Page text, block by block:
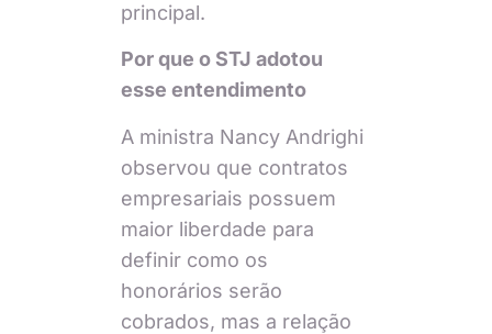
principal.
Por que o STJ adotou
esse entendimento
A ministra Nancy Andrighi
observou que contratos
empresariais possuem
maior liberdade para
definir como os
honorários serão
cobrados, mas a relação